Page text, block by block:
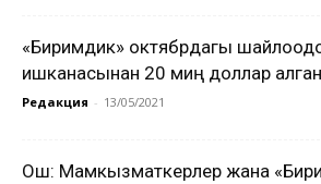
«Биримдик» октябрдагы
ишканасынан 20 миң доллар
Редакция - 13/05/2021
Ош: Мамкызматкерлер жана